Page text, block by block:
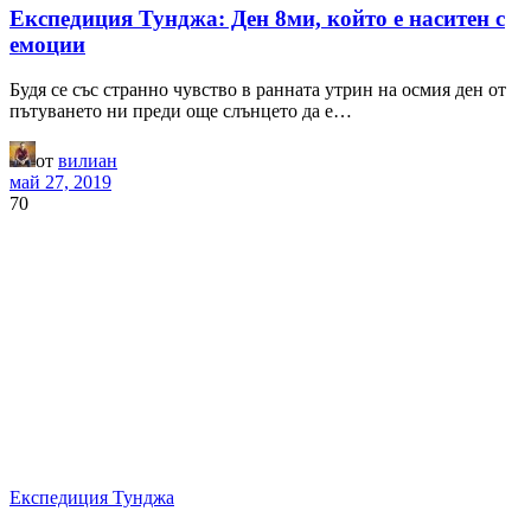
Експедиция Тунджа: Ден 8ми, който е наситен с
емоции
Будя се със странно чувство в ранната утрин на осмия ден от
пътуването ни преди още слънцето да е…
от вилиан
май 27, 2019
70
Експедиция Тунджа